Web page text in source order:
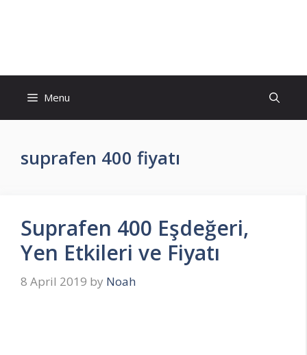
Menu
suprafen 400 fiyatı
Suprafen 400 Eşdeğeri,
Yen Etkileri ve Fiyatı
8 April 2019 by Noah